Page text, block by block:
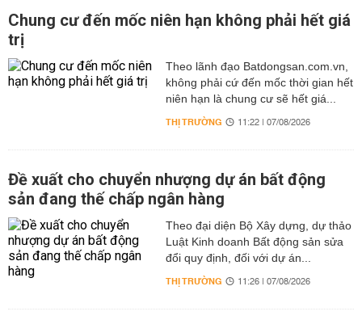
Chung cư đến mốc niên hạn không phải hết giá
trị
Theo lãnh đạo Batdongsan.com.vn,
không phải cứ đến mốc thời gian hết
niên hạn là chung cư sẽ hết giá...
THỊ TRƯỜNG 11:22 | 07/08/2026
Đề xuất cho chuyển nhượng dự án bất động
sản đang thế chấp ngân hàng
Theo đại diện Bộ Xây dựng, dự thảo
Luật Kinh doanh Bất động sản sửa
đổi quy định, đối với dự án...
THỊ TRƯỜNG 11:26 | 07/08/2026